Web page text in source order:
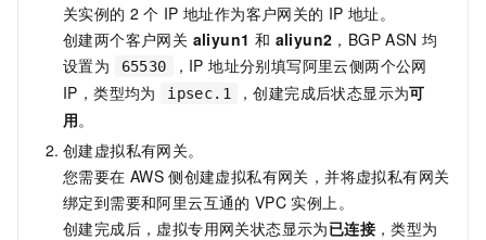
关实例的 2 个 IP 地址作为客户网关的 IP 地址。
创建两个客户网关 aliyun1 和 aliyun2 ，BGP ASN 均
设置为
65530
，IP 地址分别填写阿里云侧两个公网
IP，类型均为
ipsec.1 ，创建完成后状态显示为可
用。
创建虚拟私有网关。
您需要在 AWS 侧创建虚拟私有网关，并将虚拟私有网关
绑定到需要和阿里云互通的 VPC 实例上。
创建完成后，虚拟专用网关状态显示为已连接 ，类型为